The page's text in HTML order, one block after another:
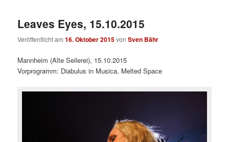
Leaves Eyes, 15.10.2015
Veröffentlicht am16. Oktober 2015vonSven Bähr
Mannheim (Alte Seilerei), 15.10.2015
Vorprogramm: Diabulus in Musica, Melted Space